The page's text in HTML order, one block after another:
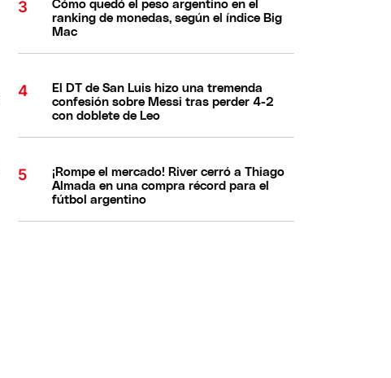
Cómo quedó el peso argentino en el
ranking de monedas, según el índice Big
Mac
El DT de San Luis hizo una tremenda
confesión sobre Messi tras perder 4-2
con doblete de Leo
¡Rompe el mercado! River cerró a Thiago
Almada en una compra récord para el
fútbol argentino